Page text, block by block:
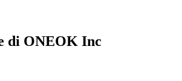
di ONEOK Inc